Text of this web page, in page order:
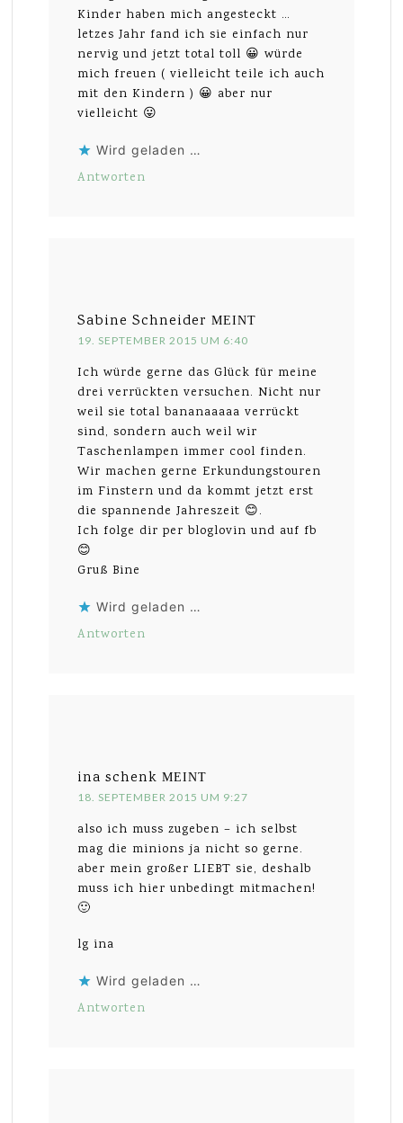
Kinder haben mich angesteckt …
letzes Jahr fand ich sie einfach nur
nervig und jetzt total toll 😀 würde
mich freuen ( vielleicht teile ich auch
mit den Kindern ) 😀 aber nur
vielleicht 😛
Wird geladen …
Antworten
Sabine Schneider MEINT
19. SEPTEMBER 2015 UM 6:40
Ich würde gerne das Glück für meine
drei verrückten versuchen. Nicht nur
weil sie total bananaaaaa verrückt
sind, sondern auch weil wir
Taschenlampen immer cool finden.
Wir machen gerne Erkundungstouren
im Finstern und da kommt jetzt erst
die spannende Jahreszeit 😊.
Ich folge dir per bloglovin und auf fb
😊
Gruß Bine
Wird geladen …
Antworten
ina schenk MEINT
18. SEPTEMBER 2015 UM 9:27
also ich muss zugeben – ich selbst
mag die minions ja nicht so gerne.
aber mein großer LIEBT sie, deshalb
muss ich hier unbedingt mitmachen!
🙂
lg ina
Wird geladen …
Antworten